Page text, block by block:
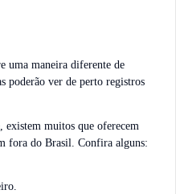
uma maneira diferente de
poderão ver de perto registros
existem muitos que oferecem
fora do Brasil. Confira alguns: